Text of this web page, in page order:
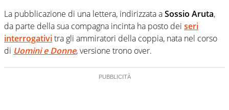
La pubblicazione di una lettera, indirizzata aSossio Aruta,
da parte della sua compagna incinta ha posto dei seri
interrogativitra gli ammiratori della coppia, nata nel corso
di Uomini e Donne, versione trono over.